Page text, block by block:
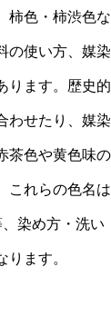
柿色・柿渋色
の使い方、媒
ります。歴史
わせたり、媒
茶色や黄色味
れらの色名は“
、染め方・洗
ります。